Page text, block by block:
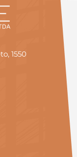
1550